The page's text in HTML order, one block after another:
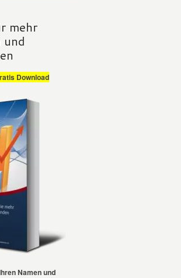
mehr
und
Download
Namen und